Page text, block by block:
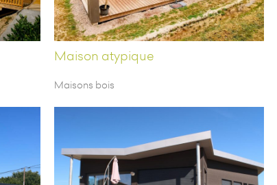
Maison atypique
Maisons bois